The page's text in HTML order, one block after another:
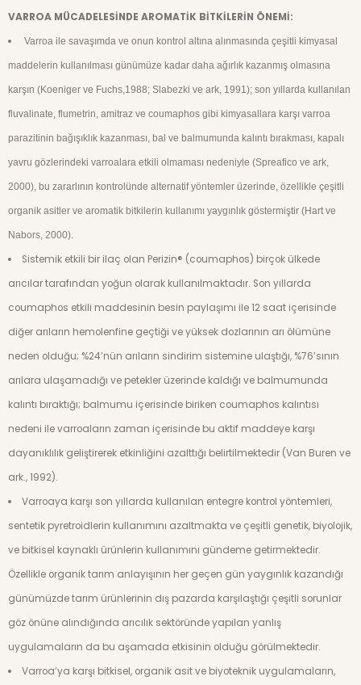
VARROA MÜCADELESİNDE AROMATİK BİTKİLERİN ÖNEMİ:
Varroa ile savaşımda ve onun kontrol altına alınmasında çeşitli kimyasal
maddelerin kullanılması günümüze kadar daha ağırlık kazanmış olmasına
karşın (Koeniger ve Fuchs,1988; Slabezki ve ark, 1991); son yıllarda kullanılan
fluvalinate, flumetrin, amitraz ve coumaphos gibi kimyasallara karşı varroa
parazitinin bağışıklık kazanması, bal ve balmumunda kalıntı bırakması, kapalı
yavru gözlerindeki varroalara etkili olmaması nedeniyle (Spreafico ve ark,
2000), bu zararlının kontrolünde alternatif yöntemler üzerinde, özellikle çeşitli
organik asitler ve aromatik bitkilerin kullanımı yaygınlık göstermiştir (Hart ve
Nabors, 2000).
Sistemik etkili bir ilaç olan Perizin® (coumaphos) birçok ülkede
arıcılar tarafından yoğun olarak kullanılmaktadır. Son yıllarda
coumaphos etkili maddesinin besin paylaşımı ile 12 saat içerisinde
diğer arıların hemolenfine geçtiği ve yüksek dozlarının arı ölümüne
neden olduğu; %24’nün arıların sindirim sistemine ulaştığı, %76’sının
arılara ulaşamadığı ve petekler üzerinde kaldığı ve balmumunda
kalıntı bıraktığı; balmumu içerisinde biriken coumaphos kalıntısı
nedeni ile varroaların zaman içerisinde bu aktif maddeye karşı
dayanıklılık geliştirerek etkinliğini azalttığı belirtilmektedir (Van Buren ve
ark., 1992).
Varroaya karşı son yıllarda kullanılan entegre kontrol yöntemleri,
sentetik pyretroidlerin kullanımını azaltmakta ve çeşitli genetik, biyolojik,
ve bitkisel kaynaklı ürünlerin kullanımını gündeme getirmektedir.
Özellikle organik tarım anlayışının her geçen gün yaygınlık kazandığı
günümüzde tarım ürünlerinin dış pazarda karşılaştığı çeşitli sorunlar
göz önüne alındığında arıcılık sektöründe yapılan yanlış
uygulamaların da bu aşamada etkisinin olduğu görülmektedir.
Varroa’ya karşı bitkisel, organik asit ve biyoteknik uygulamaların,